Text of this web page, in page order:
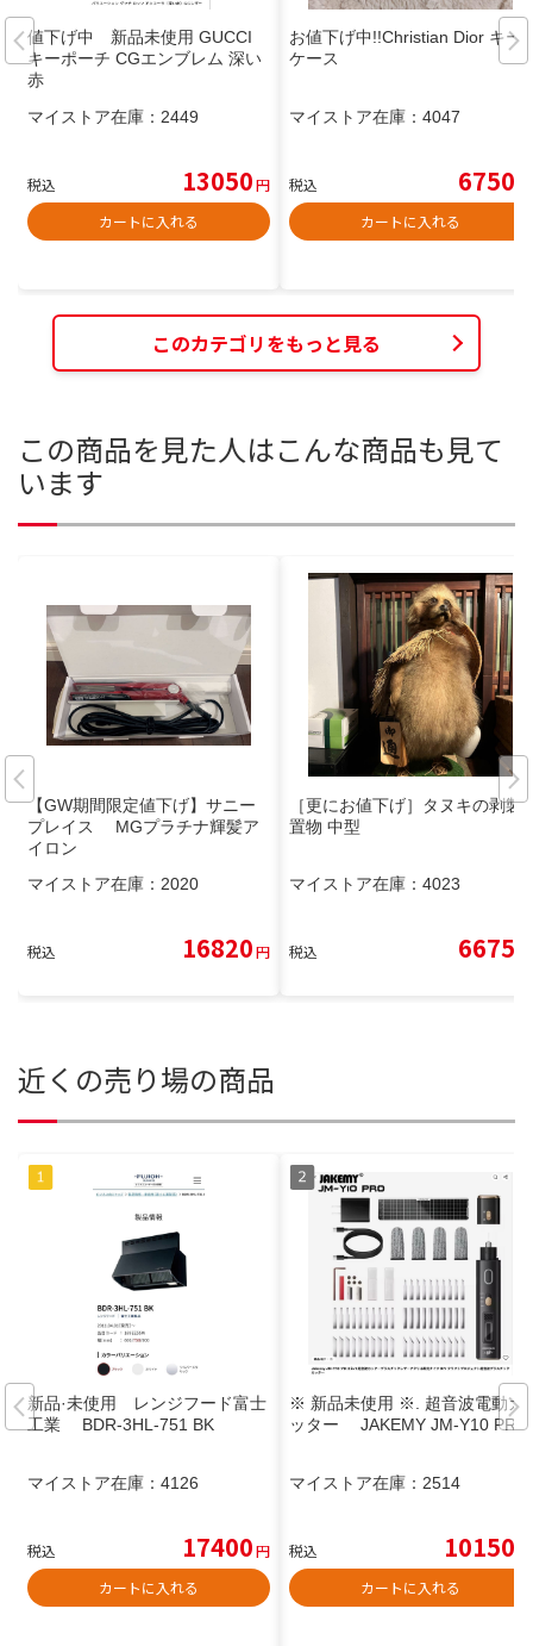
値下げ中 新品未使用 GUCCI
キーポーチ CGエンブレム 深い
赤
マイストア在庫： 2449
税込 13050円
カートに入れる
お値下げ中!!Christian Dior キー
ケース
マイストア在庫： 4047
税込 6750
カートに入れる
このカテゴリをもっと見る
この商品を見た人はこんな商品も見て
います
【GW期間限定値下げ】サニー
プレイス MGプラチナ輝髪ア
イロン
マイストア在庫： 2020
税込 16820円
［更にお値下げ］タヌキの剥製
置物 中型
マイストア在庫： 4023
税込 6675
近くの売り場の商品
新品·未使用 レンジフード富士
工業 BDR-3HL-751 BK
マイストア在庫： 4126
税込 17400円
カートに入れる
※ 新品未使用 ※. 超音波電動カ
ッター JAKEMY JM-Y10 PRO
マイストア在庫： 2514
税込 10150
カートに入れる